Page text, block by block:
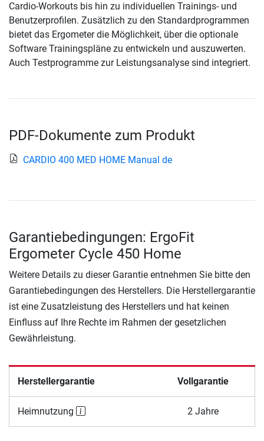
Cardio-Workouts bis hin zu individuellen Trainings- und
Benutzerprofilen. Zusätzlich zu den Standardprogrammen
bietet das Ergometer die Möglichkeit, über die optionale
Software Trainingspläne zu entwickeln und auszuwerten.
Auch Testprogramme zur Leistungsanalyse sind integriert.
PDF-Dokumente zum Produkt
CARDIO 400 MED HOME Manual de
Garantiebedingungen: ErgoFit
Ergometer Cycle 450 Home
Weitere Details zu dieser Garantie entnehmen Sie bitte den
Garantiebedingungen des Herstellers. Die Herstellergarantie
ist eine Zusatzleistung des Herstellers und hat keinen
Einfluss auf Ihre Rechte im Rahmen der gesetzlichen
Gewährleistung.
Herstellergarantie Vollgarantie
Heimnutzung 2 Jahre